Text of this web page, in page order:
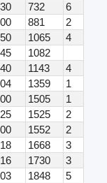
732
6
881
2
1065
4
1082
1143
4
1359
1
1505
1
1525
2
1552
2
1668
3
1730
3
1848
5